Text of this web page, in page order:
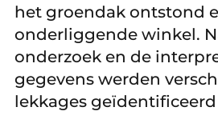
het groendak ontstond
onderliggende winkel.
onderzoek en de
gegevens werden
lekkages